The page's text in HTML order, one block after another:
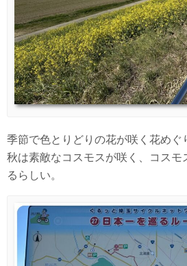
季節で色とりどりの花が咲く花めぐ
秋は素敵なコスモスが咲く、コスモ
るらしい。